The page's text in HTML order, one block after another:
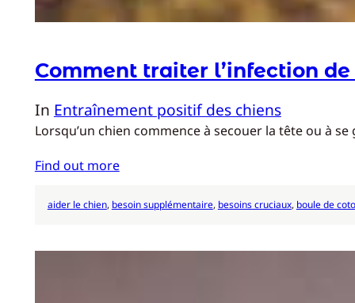
Comment traiter l’infection de
In Entraînement positif des chiens
Lorsqu’un chien commence à secouer la tête ou à
Find out more
aider le chien, besoin supplémentaire, besoins cruciaux, boule de